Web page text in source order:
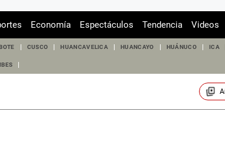
Economía Espectáculos Tendencia Videos
CUSCO HUANCAVELICA HUANCAYO HUÁNUCO ICA